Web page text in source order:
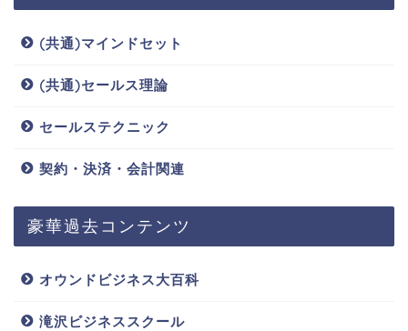
(共通)マインドセット
(共通)セールス理論
セールステクニック
契約・決済・会計関連
豪華過去コンテンツ
オウンドビジネス大百科
滝沢ビジネススクール